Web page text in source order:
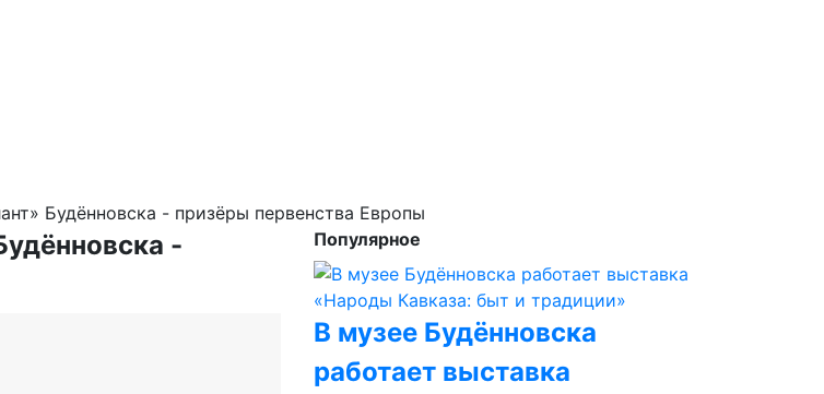
Будённовска - призёры первенства Европы
-
Популярное
В музее Будённовска
работает выставка